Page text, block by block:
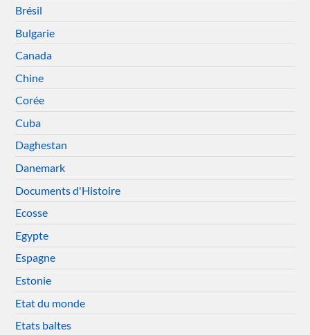
Brésil
Bulgarie
Canada
Chine
Corée
Cuba
Daghestan
Danemark
Documents d'Histoire
Ecosse
Egypte
Espagne
Estonie
Etat du monde
Etats baltes